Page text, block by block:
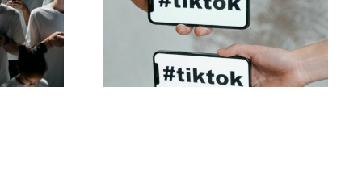
privatindstillinger for
TikTok i 2024